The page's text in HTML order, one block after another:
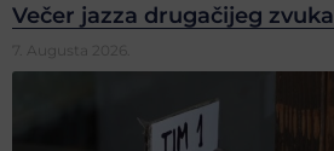
Večer jazza drugačijeg zvuka
7. Augusta 2026.